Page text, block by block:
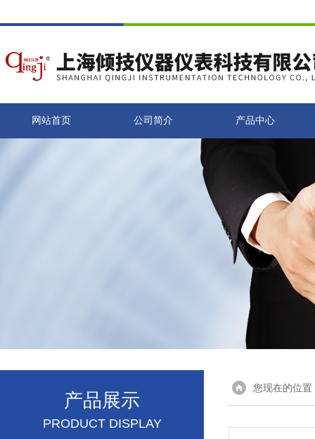
网站首页 公司简介 产品中心
产品展示
PRODUCT DISPLAY
您现在的位置